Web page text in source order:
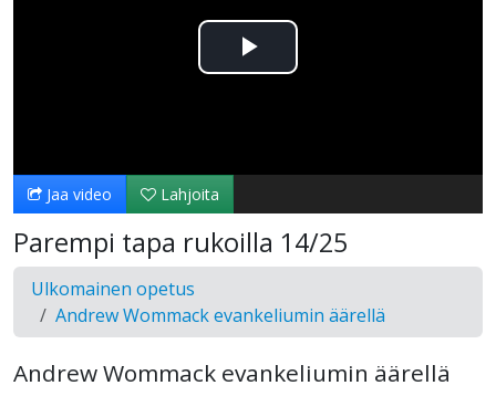
Toista
Jaa video Lahjoita
Parempi tapa rukoilla 14/25
Ulkomainen opetus
Andrew Wommack evankeliumin äärellä
Andrew Wommack evankeliumin äärellä